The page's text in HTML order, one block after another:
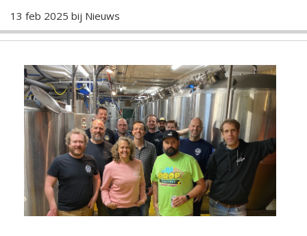
13 feb 2025 bij Nieuws